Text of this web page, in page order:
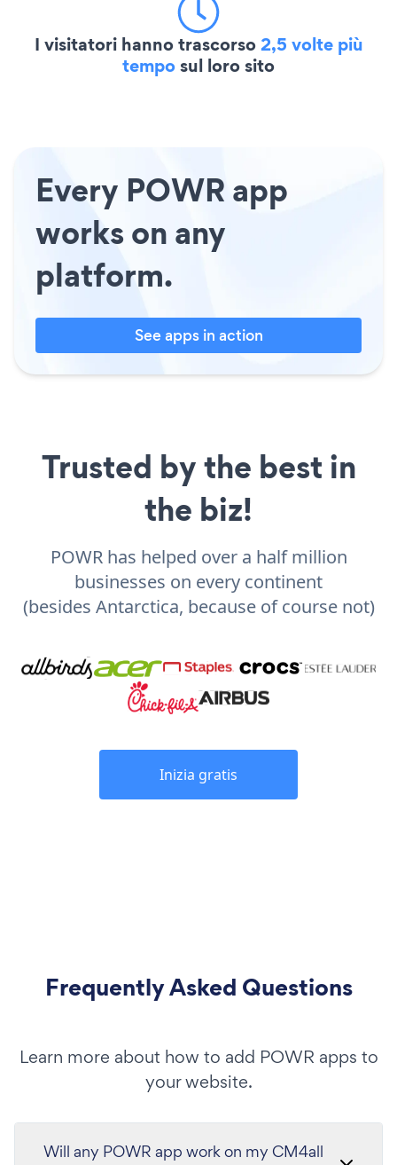
I visitatori hanno trascorso2,5 volte più
temposul loro sito
Every POWR app
works on any
platform.
See apps in action
Trusted by the best in
the biz!
POWR has helped over a half million
businesses on every continent
(besides Antarctica, because of course not)
Inizia gratis
Frequently Asked Questions
Learn more about how to add POWR apps to
your website.
Will any POWR app work on my CM4all